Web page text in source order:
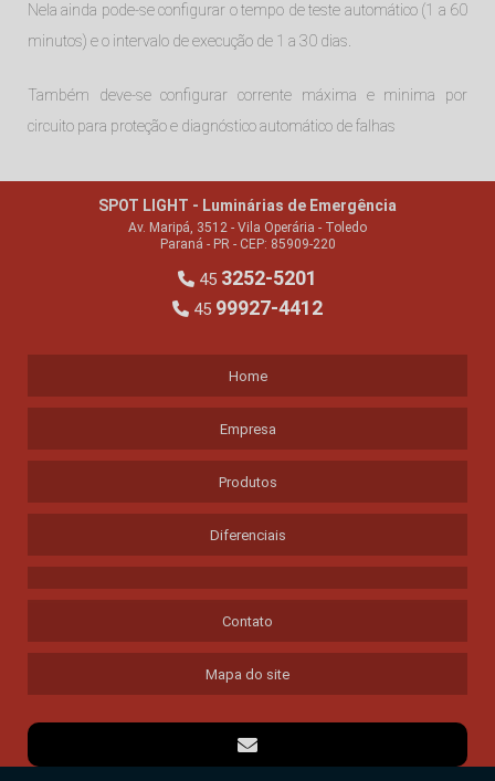
Nela ainda pode-se configurar o tempo de teste automático (1 a 60
minutos) e o intervalo de execução de 1 a 30 dias.
Também deve-se configurar corrente máxima e minima por
circuito para proteção e diagnóstico automático de falhas
SPOT LIGHT - Luminárias de Emergência
Av. Maripá, 3512 - Vila Operária - Toledo
Paraná - PR - CEP: 85909-220
45 3252-5201
45 99927-4412
Home
Empresa
Produtos
Diferenciais
Contato
Mapa do site